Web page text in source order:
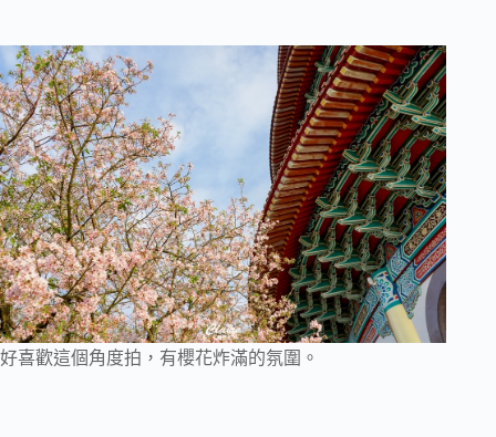
好喜歡這個角度拍，有櫻花炸滿的氛圍。